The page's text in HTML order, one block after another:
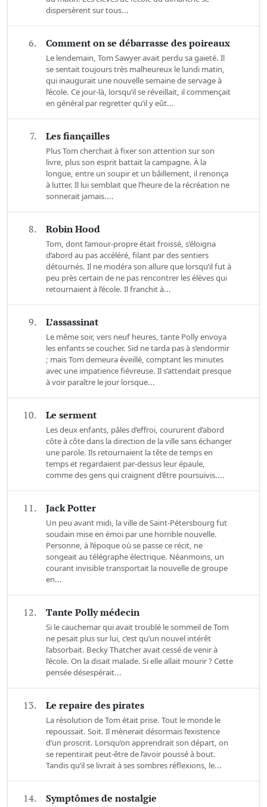
dispersèrent sur tous...
6. Comment on se débarrasse des poireaux
Le lendemain, Tom Sawyer avait perdu sa gaieté. Il
se sentait toujours très malheureux le lundi matin,
qui inaugurait une nouvelle semaine de servage à
l’école. Ce jour-là, lorsqu’il se réveillait, il commençait
en général par regretter qu’il y eût...
7. Les fiançailles
Plus Tom cherchait à fixer son attention sur son
livre, plus son esprit battait la campagne. À la
longue, entre un soupir et un bâillement, il renonça
à lutter. Il lui semblait que l’heure de la récréation ne
sonnerait jamais....
8. Robin Hood
Tom, dont l’amour-propre était froissé, s’éloigna
d’abord au pas accéléré, filant par des sentiers
détournés. Il ne modéra son allure que lorsqu’il fut à
peu près certain de ne pas rencontrer les élèves qui
retournaient à l’école. Il franchit à...
9. L’assassinat
Le même soir, vers neuf heures, tante Polly envoya
les enfants se coucher. Sid ne tarda pas à s’endormir
; mais Tom demeura éveillé, comptant les minutes
avec une impatience fiévreuse. Il s’attendait presque
à voir paraître le jour lorsque...
10. Le serment
Les deux enfants, pâles d’effroi, coururent d’abord
côte à côte dans la direction de la ville sans échanger
une parole. Ils retournaient la tête de temps en
temps et regardaient par-dessus leur épaule,
comme des gens qui craignent d’être poursuivis....
11. Jack Potter
Un peu avant midi, la ville de Saint-Pétersbourg fut
soudain mise en émoi par une horrible nouvelle.
Personne, à l’époque où se passe ce récit, ne
songeait au télégraphe électrique. Néanmoins, un
courant invisible transportait la nouvelle de groupe
en...
12. Tante Polly médecin
Si le cauchemar qui avait troublé le sommeil de Tom
ne pesait plus sur lui, c’est qu’un nouvel intérêt
l’absorbait. Becky Thatcher avait cessé de venir à
l’école. On la disait malade. Si elle allait mourir ? Cette
pensée désespérait...
13. Le repaire des pirates
La résolution de Tom était prise. Tout le monde le
repoussait. Soit. Il mènerait désormais l’existence
d’un proscrit. Lorsqu’on apprendrait son départ, on
se repentirait peut-être de l’avoir poussé à bout.
Tandis qu’il se livrait à ses sombres réflexions, le...
14. Symptômes de nostalgie